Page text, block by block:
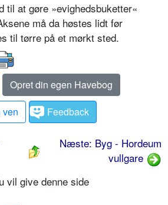
til at gøre »evig­hedsbuketter«
må da høstes lidt før
til tørre på et mørkt sted.
Opret din egen Havebog
ven
Feedback
Næste: Byg - Hordeum
vullgare
vil give denne side